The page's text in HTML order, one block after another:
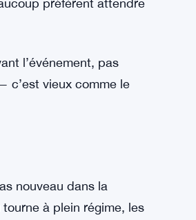
stable.
y a beaucoup de
pas forcément à faire
crypto ont une
préfèrent attendre
l’événement, pas